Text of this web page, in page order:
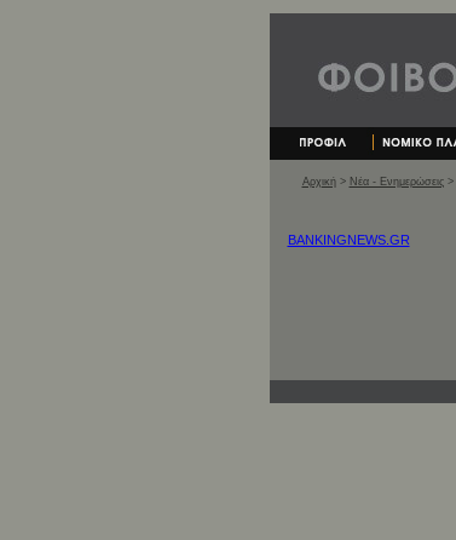
Αρχική> Νέα - Ενημερώσεις>
BANKINGNEWS.GR